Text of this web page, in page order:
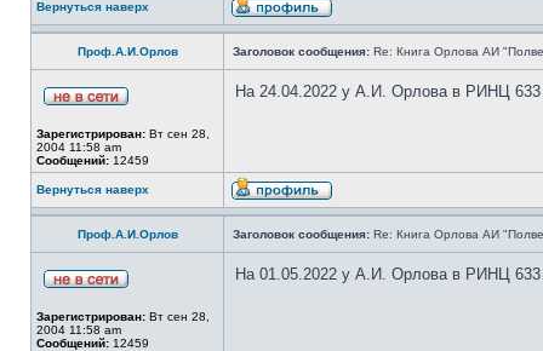
Вернуться наверх
Проф.А.И.Орлов Заголовок сообщения: Re: Книга Орлова АИ
Зарегистрирован: Вт сен 28,
2004 11:58 am
Сообщений: 12459
На 24.04.2022 у А.И. Орлова в РИНЦ 633
Вернуться наверх
Проф.А.И.Орлов Заголовок сообщения: Re: Книга Орлова АИ
Зарегистрирован: Вт сен 28,
2004 11:58 am
Сообщений: 12459
На 01.05.2022 у А.И. Орлова в РИНЦ 633